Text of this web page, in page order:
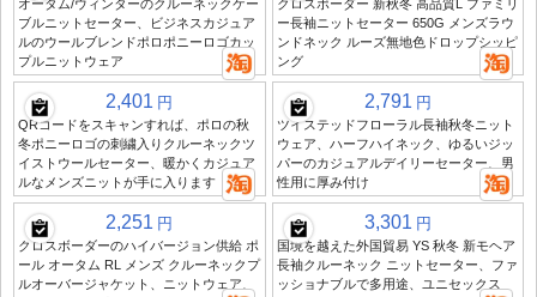
オータム/ウィンターのクルーネックケー
ブルニットセーター、ビジネスカジュア
ルのウールブレンドポロポニーロゴカッ
プルニットウェア
クロスボーダー 新秋冬 高品質L ファミリ
ー長袖ニットセーター 650G メンズラウ
ンドネック ルーズ無地色ドロップシッピ
ング
2,401 円
QRコードをスキャンすれば、ポロの秋
冬ポニーロゴの刺繍入りクルーネックツ
イストウールセーター、暖かくカジュア
ルなメンズニットが手に入ります
2,791 円
ツイステッドフローラル長袖秋冬ニット
ウェア、ハーフハイネック、ゆるいジッ
パーのカジュアルデイリーセーター、男
性用に厚み付け
2,251 円
クロスボーダーのハイバージョン供給 ポ
ール オータム RL メンズ クルーネックプ
ルオーバージャケット、ニットウェア、
3,301 円
国境を越えた外国貿易 YS 秋冬 新モヘア
長袖クルーネック ニットセーター、ファ
ッショナブルで多用途、ユニセックス